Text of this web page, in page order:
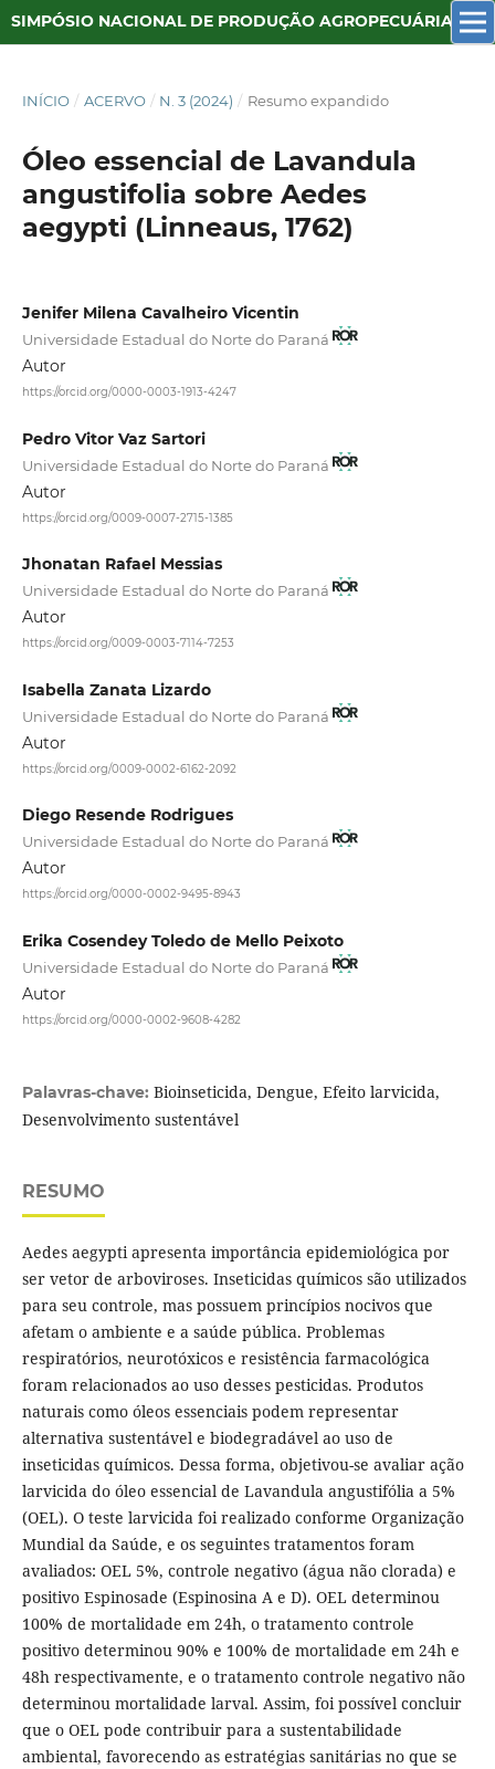
SIMPÓSIO NACIONAL DE PRODUÇÃO AGROPECUÁRIA SUSTENTÁVEL
INÍCIO / ACERVO / N. 3 (2024) / Resumo expandido
Óleo essencial de Lavandula
angustifolia sobre Aedes
aegypti (Linneaus, 1762)
Jenifer Milena Cavalheiro Vicentin
Universidade Estadual do Norte do Paraná
Autor
https://orcid.org/0000-0003-1913-4247
Pedro Vitor Vaz Sartori
Universidade Estadual do Norte do Paraná
Autor
https://orcid.org/0009-0007-2715-1385
Jhonatan Rafael Messias
Universidade Estadual do Norte do Paraná
Autor
https://orcid.org/0009-0003-7114-7253
Isabella Zanata Lizardo
Universidade Estadual do Norte do Paraná
Autor
https://orcid.org/0009-0002-6162-2092
Diego Resende Rodrigues
Universidade Estadual do Norte do Paraná
Autor
https://orcid.org/0000-0002-9495-8943
Erika Cosendey Toledo de Mello Peixoto
Universidade Estadual do Norte do Paraná
Autor
https://orcid.org/0000-0002-9608-4282
Palavras-chave: Bioinseticida, Dengue, Efeito larvicida,
Desenvolvimento sustentável
RESUMO
Aedes aegypti apresenta importância epidemiológica por
ser vetor de arboviroses. Inseticidas químicos são utilizados
para seu controle, mas possuem princípios nocivos que
afetam o ambiente e a saúde pública. Problemas
respiratórios, neurotóxicos e resistência farmacológica
foram relacionados ao uso desses pesticidas. Produtos
naturais como óleos essenciais podem representar
alternativa sustentável e biodegradável ao uso de
inseticidas químicos. Dessa forma, objetivou-se avaliar ação
larvicida do óleo essencial de Lavandula angustifólia a 5%
(OEL). O teste larvicida foi realizado conforme Organização
Mundial da Saúde, e os seguintes tratamentos foram
avaliados: OEL 5%, controle negativo (água não clorada) e
positivo Espinosade (Espinosina A e D). OEL determinou
100% de mortalidade em 24h, o tratamento controle
positivo determinou 90% e 100% de mortalidade em 24h e
48h respectivamente, e o tratamento controle negativo não
determinou mortalidade larval. Assim, foi possível concluir
que o OEL pode contribuir para a sustentabilidade
ambiental, favorecendo as estratégias sanitárias no que se